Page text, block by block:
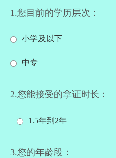
1.您目前的学历层次：
小学及以下
中专
2.您能接受的拿证时长：
1.5年到2年
3.您的年龄段：